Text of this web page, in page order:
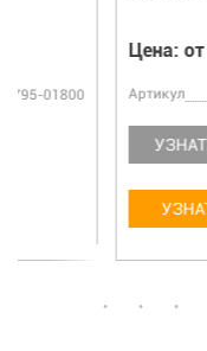
Цена: от 10 000.00
Артикул
УЗНАТЬ БОЛЬШЕ
УЗНАТЬ ЦЕНУ